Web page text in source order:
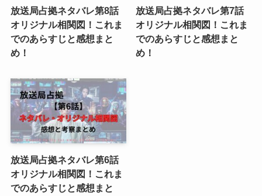
放送局占拠ネタバレ第8話
オリジナル相関図！これま
でのあらすじと感想まと
め！
放送局占拠ネタバレ第7話
オリジナル相関図！これま
でのあらすじと感想まと
め！
放送局占拠ネタバレ第6話
オリジナル相関図！これま
でのあらすじと感想まと